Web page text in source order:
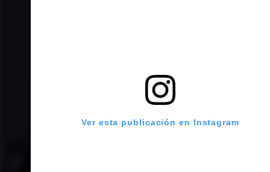
Ver esta publicación en Instagram